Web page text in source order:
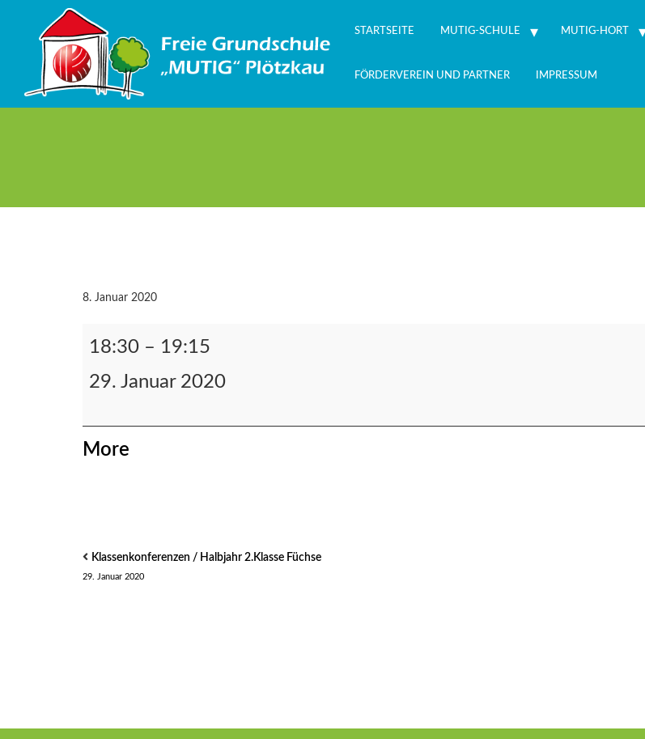
STARTSEITE MUTIG-SCHULE MUTIG-HORT
FÖRDERVEREIN UND PARTNER IMPRESSUM
8. Januar 2020
Halbjahr
3.Klasse
18:30 – 19:15
29. Januar 2020
More
Klassenkonferenzen / Halbjahr 2.Klasse Füchse
29. Januar 2020